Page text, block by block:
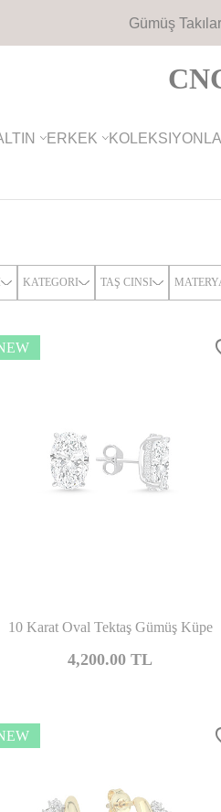
2700TL
ERKEK
KATEGORI TAŞ CINSI
10 Karat Oval Tektaş Gümüş Küpe
4,200.00 TL